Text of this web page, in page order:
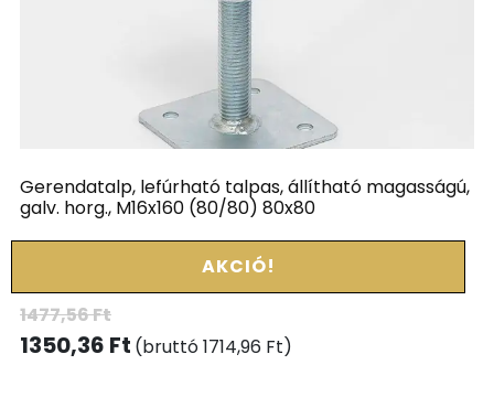
Gerendatalp, lefúrható talpas, állítható magasságú,
galv. horg., M16x160 (80/80) 80x80
AKCIÓ!
1477,56Ft
1350,36 Ft (bruttó1714,96 Ft)